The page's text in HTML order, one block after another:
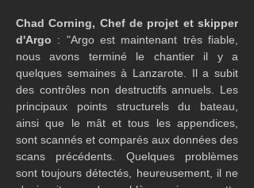
Chad Corning, Chef de projet et skipper
d'Argo : "Argo est maintenant très fiable,
nous avons terminé le chantier il y a
quelques semaines à Lanzarote. Il a subit
des contrôles non destructifs annuels. Les
principaux points structurels du bateau,
ainsi que le mât et tous les appendices,
sont scannés et comparés aux données des
scans précédents. Quelques problèmes
sont toujours détectés, heureusement, il ne